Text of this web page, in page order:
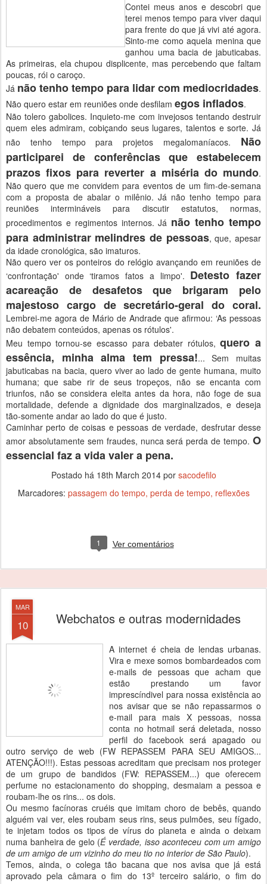
Contei meus anos e descobri que
terei menos tempo para viver daqui
para frente do que já vivi até agora.
Sinto-me como aquela menina que
ganhou uma bacia de jabuticabas.
As primeiras, ela chupou displicente, mas percebendo que faltam
poucas, rói o caroço.
Já não tenho tempo para lidar com mediocridades.
Não quero estar em reuniões onde desfilam egos inflados.
Não tolero gabolices. Inquieto-me com invejosos tentando destruir
quem eles admiram, cobiçando seus lugares, talentos e sorte. Já
não tenho tempo para projetos megalomaníacos. Não
participarei de conferências que estabelecem
prazos fixos para reverter a miséria do mundo.
Não quero que me convidem para eventos de um fim-de-semana
com a proposta de abalar o milênio. Já não tenho tempo para
reuniões intermináveis para discutir estatutos, normas,
procedimentos e regimentos internos. Já não tenho tempo
para administrar melindres de pessoas, que, apesar
da idade cronológica, são imaturos.
Não quero ver os ponteiros do relógio avançando em reuniões de
‘confrontação' onde ‘tiramos fatos a limpo'. Detesto fazer
acareação de desafetos que brigaram pelo
majestoso cargo de secretário-geral do coral.
Lembrei-me agora de Mário de Andrade que afirmou: ‘As pessoas
não debatem conteúdos, apenas os rótulos'.
Meu tempo tornou-se escasso para debater rótulos,quero a
essência, minha alma tem pressa!... Sem muitas
jabuticabas na bacia, quero viver ao lado de gente humana, muito
humana; que sabe rir de seus tropeços, não se encanta com
triunfos, não se considera eleita antes da hora, não foge de sua
mortalidade, defende a dignidade dos marginalizados, e deseja
tão-somente andar ao lado do que é justo.
Caminhar perto de coisas e pessoas de verdade, desfrutar desse
amor absolutamente sem fraudes, nunca será perda de tempo. O
essencial faz a vida valer a pena.
Postado há 18th March 2014por sacodefilo
Marcadores: passagem do tempo perda de tempo reflexões
1 Ver comentários
MAR
10 Webchatos e outras modernidades
A internet é cheia de lendas urbanas.
Vira e mexe somos bombardeados com
e-mails de pessoas que acham que
estão prestando um favor
imprescíndivel para nossa existência ao
nos avisar que se não repassarmos o
e-mail para mais X pessoas, nossa
conta no hotmail será deletada, nosso
perfil do facebook será apagado ou
outro serviço de web (FW REPASSEM PARA SEU AMIGOS...
ATENÇÃO!!!). Estas pessoas acreditam que precisam nos proteger
de um grupo de bandidos (FW: REPASSEM...) que oferecem
perfume no estacionamento do shopping, desmaiam a pessoa e
roubam-lhe os rins... os dois.
Ou mesmo facínoras cruéis que imitam choro de bebês, quando
alguém vai ver, eles roubam seus rins, seus pulmões, seu fígado,
te injetam todos os tipos de vírus do planeta e ainda o deixam
numa banheira de gelo (É verdade, isso aconteceu com um amigo
de um amigo de um vizinho do meu tio no interior de São Paulo).
Temos, ainda, o colega tão bacana que nos avisa que já está
aprovado pela câmara o fim do 13º terceiro salário, o fim do